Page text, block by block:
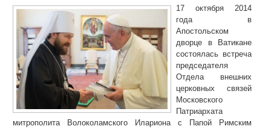
17 октября 2014
года в
Апостольском
дворце в Ватикане
состоялась встреча
председателя
Отдела внешних
церковных связей
Московского
Патриархата
митрополита Волоколамского Илариона с Папой Римским